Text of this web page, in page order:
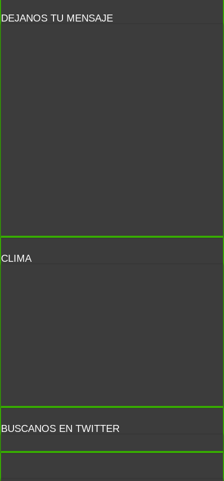
DEJANOS TU MENSAJE
CLIMA
BUSCANOS EN TWITTER